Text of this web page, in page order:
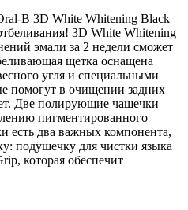
B 3D White Whitening Black
3D White Whitening
эмали за 2 недели сможет
щетка оснащена
угля и специальными
помогут в очищении задних
Две полирующие чашечки
пигментированного
есть два важных компонента,
подушечку для чистки языка
которая обеспечит